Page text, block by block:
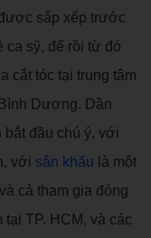
sắp xếp trước
sỹ, để rồi từ đó
cắt tóc tại trung tâm
Dương. Dần
đầu chú ý, với
với sân khấu là một
cả tham gia đóng
TP. HCM, và các